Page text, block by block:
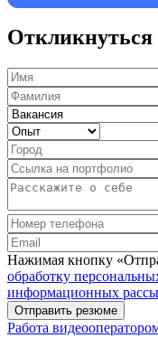
Нажимая кнопку
обработку
информационных
Отправить резюме
Работа